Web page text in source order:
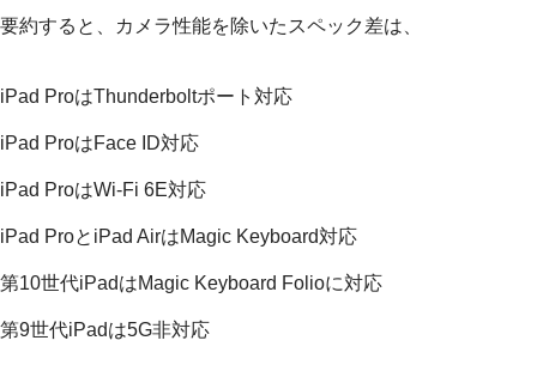
要約すると、カメラ性能を除いたスペック差は、
iPad ProはThunderboltポート対応
iPad ProはFace ID対応
iPad ProはWi-Fi 6E対応
iPad ProとiPad AirはMagic Keyboard対応
第10世代iPadはMagic Keyboard Folioに対応
第9世代iPadは5G非対応